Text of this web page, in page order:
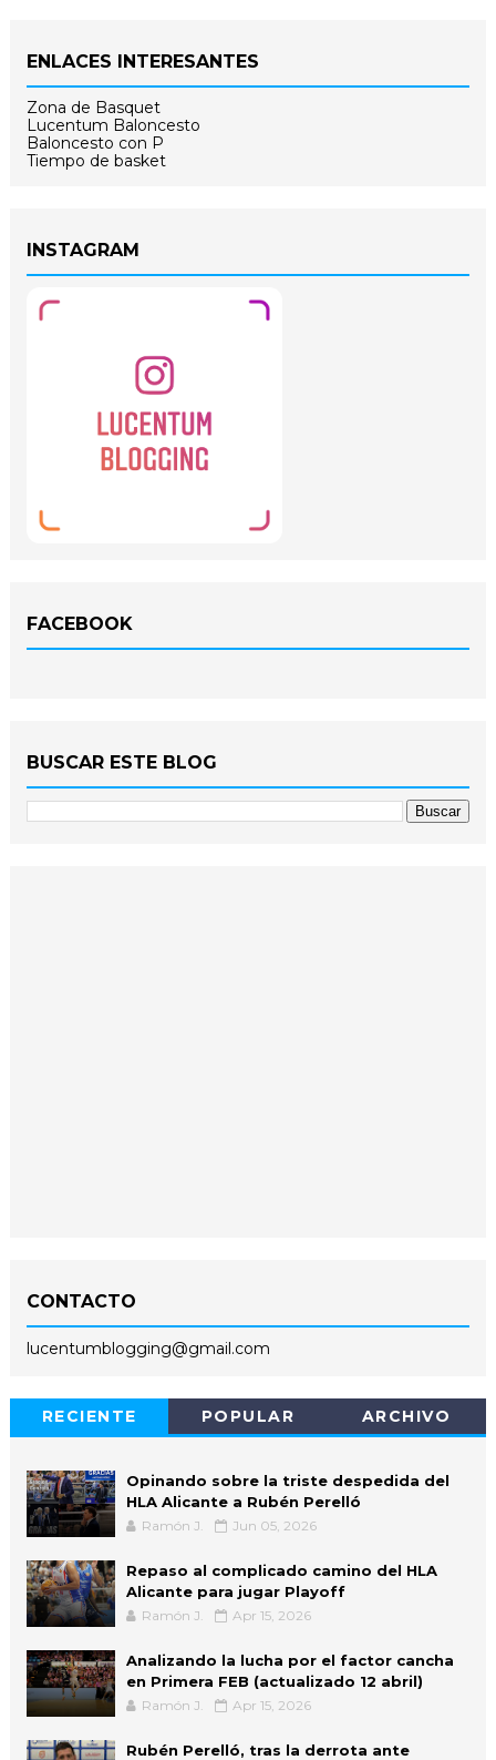
ENLACES INTERESANTES
Zona de Basquet
Lucentum Baloncesto
Baloncesto con P
Tiempo de basket
INSTAGRAM
FACEBOOK
BUSCAR ESTE BLOG
CONTACTO
lucentumblogging@gmail.com
RECIENTE POPULAR ARCHIVO
Opinando sobre la triste despedida del
HLA Alicante a Rubén Perelló
Ramón J. Jun 05, 2026
Repaso al complicado camino del HLA
Alicante para jugar Playoff
Ramón J. Apr 15, 2026
Analizando la lucha por el factor cancha
en Primera FEB (actualizado 12 abril)
Ramón J. Apr 15, 2026
Rubén Perelló, tras la derrota ante